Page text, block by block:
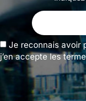
Je reconnais avoir
j’en accepte les